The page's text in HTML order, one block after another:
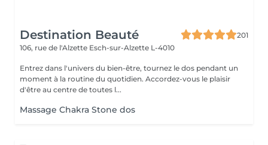
Destination Beauté
201
106, rue de l'Alzette Esch-sur-Alzette L-4010
Entrez dans l'univers du bien-être, tournez le dos pendant un
moment à la routine du quotidien. Accordez-vous le plaisir
d'être au centre de toutes l...
Massage Chakra Stone dos